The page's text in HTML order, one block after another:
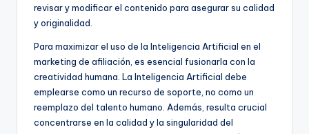
revisar y modificar el contenido para asegurar su calidad
y originalidad.
Para maximizar el uso de la Inteligencia Artificial en el
marketing de afiliación, es esencial fusionarla con la
creatividad humana. La Inteligencia Artificial debe
emplearse como un recurso de soporte, no como un
reemplazo del talento humano. Además, resulta crucial
concentrarse en la calidad y la singularidad del